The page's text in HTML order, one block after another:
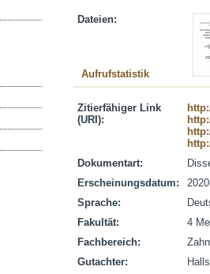
Dateien:
Aufrufstatistik
Zitierfähiger Link
(URI):
Dokumentart:
Erscheinungsdatum:
Sprache:
Fakultät:
4
Fachbereich:
Gutachter: